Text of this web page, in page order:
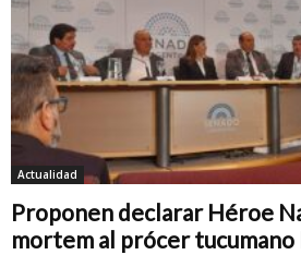
Actualidad
Proponen declarar Héroe
mortem al prócer tucumano